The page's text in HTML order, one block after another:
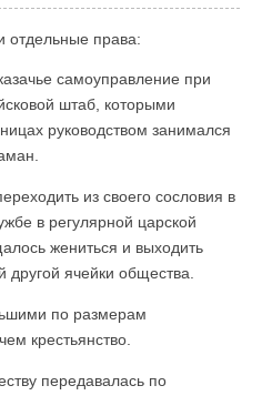
отдельные права:
самоуправление при
штаб, которыми
руководством занимался
из своего сословия в
в регулярной царской
жениться и выходить
другой ячейки общества.
по размерам
крестьянство.
передавалась по